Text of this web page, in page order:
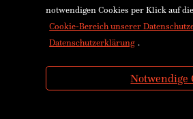
notwendigen Cookies per Klick auf
Cookie-Bereich unserer
Datenschutzerklärung .
Notwendige